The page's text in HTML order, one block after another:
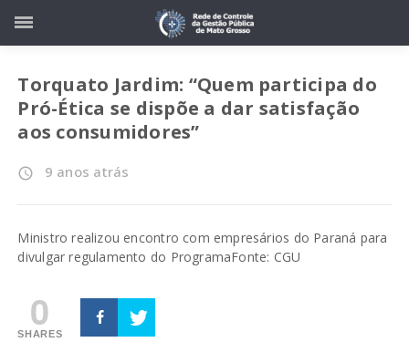
Torquato Jardim: “Quem participa do
Pró-Ética se dispõe a dar satisfação
aos consumidores”
access_time 9 anos atrás
Ministro realizou encontro com empresários do Paraná para
divulgar regulamento do ProgramaFonte: CGU
0
SHARES